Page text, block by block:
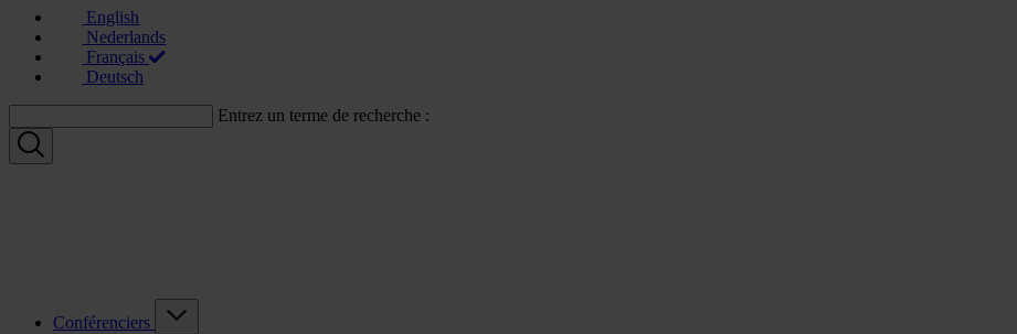
English
Nederlands
Français
Deutsch
Entrez un terme de recherche :
Conférenciers